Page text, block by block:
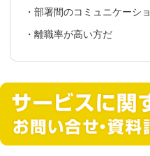
・ 部署間のコミュニケーシ
・ 離職率が高い方だ